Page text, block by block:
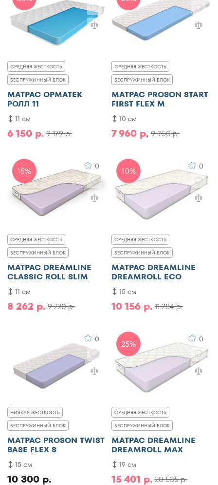
По популярности
По рейтингу
СРЕДНЯЯ ЖЕСТКОСТЬ
БЕСПРУЖИННЫЙ БЛОК
МАТРАС ОРМАТЕК
РОЛЛ 11
9 179 р.
6 150 р.
11 см
СРЕДНЯЯ ЖЕСТКОСТЬ
БЕСПРУЖИННЫЙ БЛОК
МАТРАС PROSON START
FIRST FLEX M
9 950 р.
7 960 р.
10 см
15% 0
СРЕДНЯЯ ЖЕСТКОСТЬ
БЕСПРУЖИННЫЙ БЛОК
МАТРАС DREAMLINE
CLASSIC ROLL SLIM
9 720 р.
8 262 р.
11 см
10% 0
СРЕДНЯЯ ЖЕСТКОСТЬ
БЕСПРУЖИННЫЙ БЛОК
МАТРАС DREAMLINE
DREAMROLL ECO
11 284 р.
10 156 р.
15 см
0
НИЗКАЯ ЖЕСТКОСТЬ
БЕСПРУЖИННЫЙ БЛОК
МАТРАС PROSON TWIST
BASE FLEX S
10 300 р.
15 см
25% 0
СРЕДНЯЯ ЖЕСТКОСТЬ
БЕСПРУЖИННЫЙ БЛОК
МАТРАС DREAMLINE
DREAMROLL MAX
20 535 р.
15 401 р.
19 см